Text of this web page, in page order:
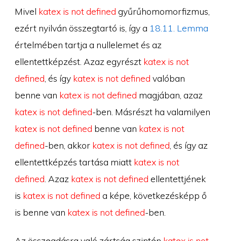
Mivel katex is not defined gyűrűhomomorfizmus,
ezért nyilván összegtartó is, így a 18.11. Lemma
értelmében tartja a nullelemet és az
ellentettképzést. Azaz egyrészt katex is not
defined , és így katex is not defined valóban
benne van katex is not defined magjában, azaz
katex is not defined-ben. Másrészt ha valamilyen
katex is not defined benne van katex is not
defined-ben, akkor katex is not defined , és így az
ellentettképzés tartása miatt katex is not
defined . Azaz katex is not defined ellentettjének
is katex is not defined a képe, következésképp ő
is benne van katex is not defined-ben.